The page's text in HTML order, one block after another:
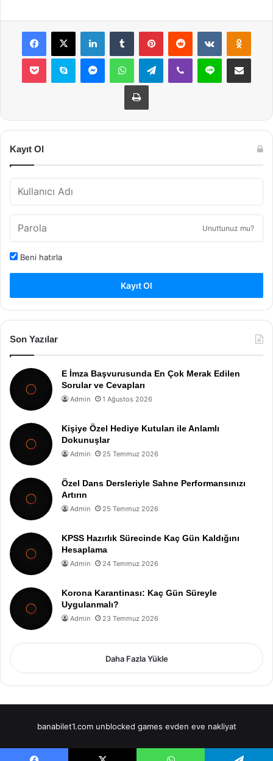
Facebook
X LinkedInTumblr PinterestReddit VKontakte
Pocket Skype MessengerWhatsAppTelegramViber Line E-Posta ile
Yazdır
Kayıt Ol
Unuttunuz mu?
Beni hatırla
Kayıt Ol
Son Yazılar
E İmza Başvurusunda En Çok Merak Edilen
Sorular ve Cevapları
Admin 1 Ağustos 2026
Kişiye Özel Hediye Kutuları ile Anlamlı
Dokunuşlar
Admin 25 Temmuz 2026
Özel Dans Dersleriyle Sahne Performansınızı
Artırın
Admin 25 Temmuz 2026
KPSS Hazırlık Sürecinde Kaç Gün Kaldığını
Hesaplama
Admin 24 Temmuz 2026
Korona Karantinası: Kaç Gün Süreyle
Uygulanmalı?
Admin 23 Temmuz 2026
Daha Fazla Yükle
banabilet1.com unblocked games evden eve nakliyat